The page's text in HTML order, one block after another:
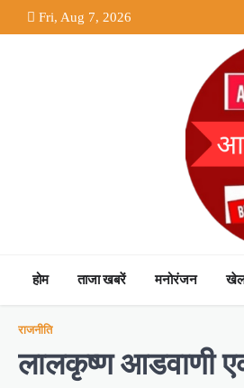
to
Fri, Aug 7, 2026
होम ताजा खबरें मनोरंजन
राजनीति
लालकृष्ण आडवाणी